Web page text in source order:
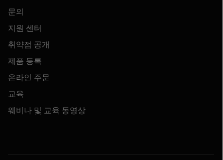
문의
지원 센터
취약점 공개
제품 등록
온라인 주문
교육
웨비나 및 교육 동영상